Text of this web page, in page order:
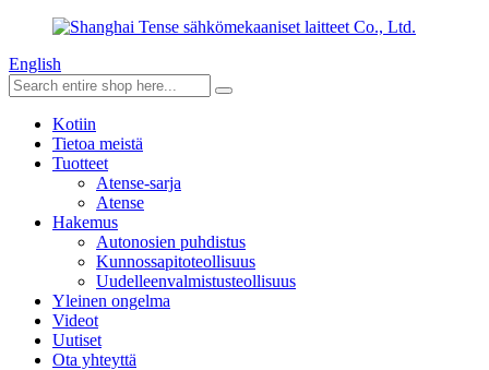
English
Kotiin
Tietoa meistä
Tuotteet
Atense-sarja
Atense
Hakemus
Autonosien puhdistus
Kunnossapitoteollisuus
Uudelleenvalmistusteollisuus
Yleinen ongelma
Videot
Uutiset
Ota yhteyttä